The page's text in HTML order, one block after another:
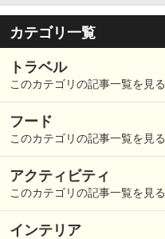
カテゴリ一覧
トラベル
このカテゴリの記事一覧を見る
フード
このカテゴリの記事一覧を見る
アクティビティ
このカテゴリの記事一覧を見る
インテリア